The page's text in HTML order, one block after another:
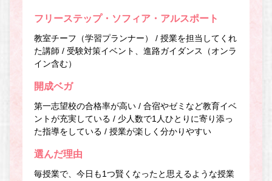
フリーステップ・ソフィア・アルスポート
教室チーフ（学習プランナー） / 授業を担当してくれ
た講師 / 受験対策イベント、進路ガイダンス（オンラ
イン含む）
開成ベガ
第一志望校の合格率が高い / 合宿やゼミなど教育イベ
ントが充実している / 少人数で1人ひとりに寄り添っ
た指導をしている / 授業が楽しく分かりやすい
選んだ理由
毎授業で、今日も1つ賢くなったと思えるような授業